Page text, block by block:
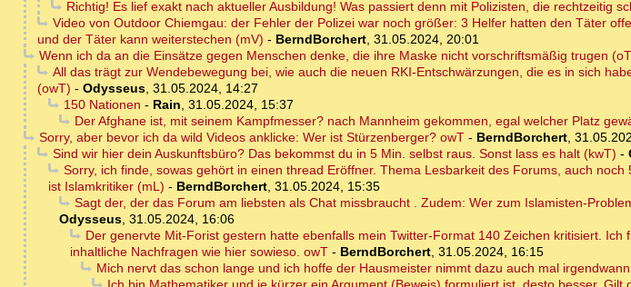
Richtig! Es lief exakt nach aktueller Ausbildung! Was passiert denn mit Polizisten, die rechtzeitig
Video von Outdoor Chiemgau: der Fehler der Polizei war noch größer: 3 Helfer hatten den Täter
und der Täter kann weiterstechen (mV) - BerndBorchert, 31.05.2024, 20:01
Wenn ich da an die Einsätze gegen Menschen denke, die ihre Maske nicht vorschriftsmäßig trugen
All das trägt zur Wendebewegung bei, wie auch die neuen RKI-Entschwärzungen, die es in sich
(owT) - Odysseus, 31.05.2024, 14:27
150 Nationen - Rain, 31.05.2024, 15:37
Der Afghane ist, mit seinem Kampfmesser? nach Mannheim gekommen, egal welcher Platz
Sorry, aber bevor ich da wild Videos anklicke: Wer ist Stürzenberger? owT- BerndBorchert,
Sind wir hier dein Auskunftsbüro? Das bekommst du in 5 Min. selbst raus. Sonst lass es halt (kwT) -
Sorry, ich finde, sowas gehört in einen thread Eröffner. Thema Lesbarkeit des Forums, auch
ist Islamkritiker (mL) - BerndBorchert, 31.05.2024, 15:35
Sagt der, der das Forum am liebsten als Chat missbraucht . Zudem: Wer zum Islamisten-
Odysseus, 31.05.2024, 16:06
Der genervte Mit-Forist gestern hatte ebenfalls mein Twitter-Format 140 Zeichen kritisiert.
inhaltliche Nachfragen wie hier sowieso. owT - BerndBorchert, 31.05.2024, 16:15
Mich nervt das schon lange und ich hoffe der Hausmeister nimmt dazu auch mal